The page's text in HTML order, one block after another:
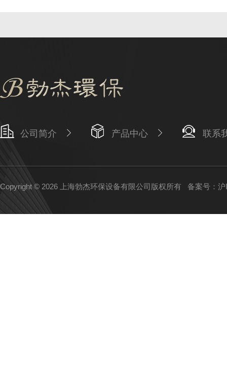
公司简介 产品中心 联系
Copyright © 2026 上海勃杰环保设备有限公司版权所有 备案号：